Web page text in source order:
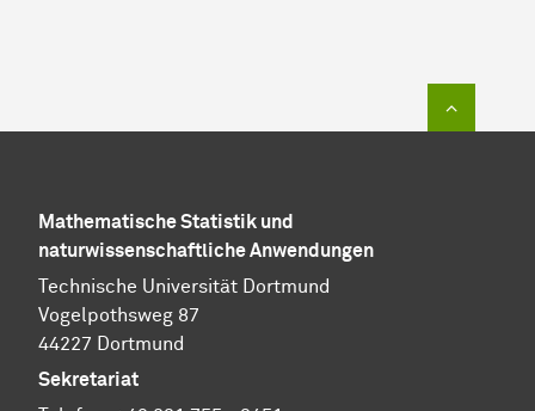
Mathematische Statistik und
naturwissenschaftliche Anwendungen
Technische Universität Dortmund
Vogelpothsweg 87
44227 Dortmund
Sekretariat